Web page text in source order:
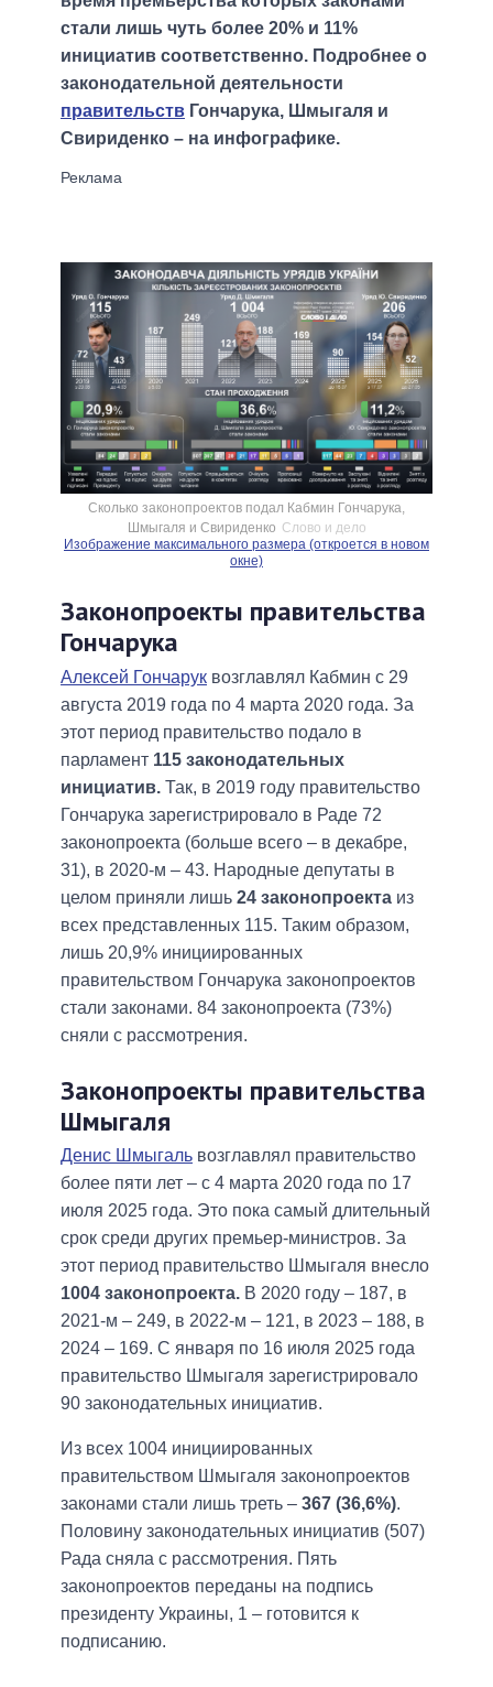
стали лишь чуть более 20% и 11%
инициатив соответственно. Подробнее о
законодательной деятельности
правительств Гончарука, Шмыгаля и
Свириденко – на инфографике.
Сколько законопроектов подал Кабмин Гончарука,
Шмыгаля и Свириденко Слово и дело
Изображение максимального размера (откроется в новом
окне)
Законопроекты правительства
Гончарука
Алексей Гончарук возглавлял Кабмин с 29
августа 2019 года по 4 марта 2020 года. За
этот период правительство подало в
парламент 115 законодательных
инициатив. Так, в 2019 году правительство
Гончарука зарегистрировало в Раде 72
законопроекта (больше всего – в декабре,
31), в 2020-м – 43. Народные депутаты в
целом приняли лишь 24 законопроекта из
всех представленных 115. Таким образом,
лишь 20,9% инициированных
правительством Гончарука законопроектов
стали законами. 84 законопроекта (73%)
сняли с рассмотрения.
Законопроекты правительства
Шмыгаля
Денис Шмыгаль возглавлял правительство
более пяти лет – с 4 марта 2020 года по 17
июля 2025 года. Это пока самый длительный
срок среди других премьер-министров. За
этот период правительство Шмыгаля внесло
1004 законопроекта. В 2020 году – 187, в
2021-м – 249, в 2022-м – 121, в 2023 – 188, в
2024 – 169. С января по 16 июля 2025 года
правительство Шмыгаля зарегистрировало
90 законодательных инициатив.
Из всех 1004 инициированных
правительством Шмыгаля законопроектов
законами стали лишь треть – 367 (36,6%).
Половину законодательных инициатив (507)
Рада сняла с рассмотрения. Пять
законопроектов переданы на подпись
президенту Украины, 1 – готовится к
подписанию.